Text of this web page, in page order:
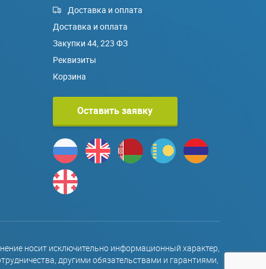
Доставка и оплата
Доставка и оплата
Закупки 44, 223 ФЗ
Реквизиты
Корзина
Оставить заявку
носит исключительно информационный характер,
другими обязательствами и гарантиями,